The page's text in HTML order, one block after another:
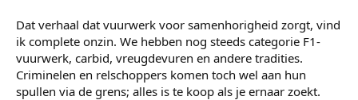
Dat verhaal dat vuurwerk voor samenhorigheid zorgt, vind
ik complete onzin. We hebben nog steeds categorie F1-
vuurwerk, carbid, vreugdevuren en andere tradities.
Criminelen en relschoppers komen toch wel aan hun
spullen via de grens; alles is te koop als je ernaar zoekt.